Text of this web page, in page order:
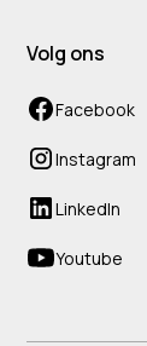
Volg ons
Facebook
Instagram
LinkedIn
Youtube